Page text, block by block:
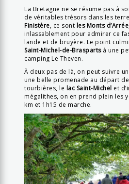
La Bretagne ne se résume pas à
de véritables trésors dans les
Finistère, ce sont les Monts d’Arrée
inlassablement pour admirer ce
lande et de bruyère. Le point
Saint-Michel-de-Braspartsà une
camping Le Theven.
À deux pas de là, on peut suivre
une belle promenade au départ de
tourbières, le lac Saint-Michel et
mégalithes, on en prend plein les
km et 1h15 de marche.